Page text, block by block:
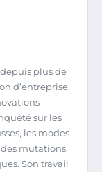
plus de
d’entreprise,
sur les
les modes
mutations
Son travail